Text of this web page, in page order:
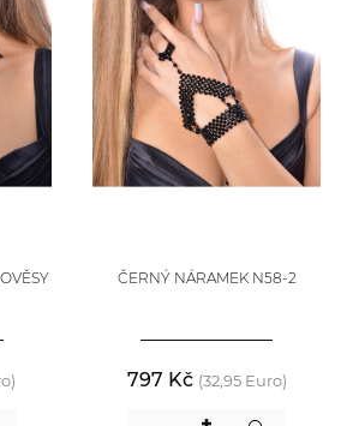
ČERNÝ NÁRAMEK N58-2
797 Kč (32,95 Euro)